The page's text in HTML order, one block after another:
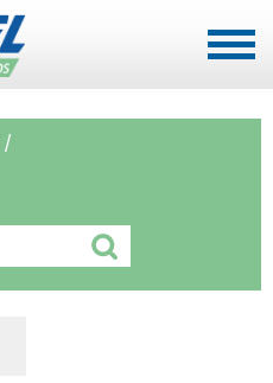
A EMPRESA
Missão, Visão e Valores
REPRESENTANTES
/